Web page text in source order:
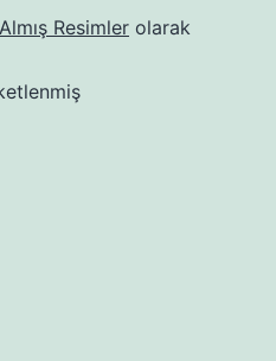
Resimler olarak